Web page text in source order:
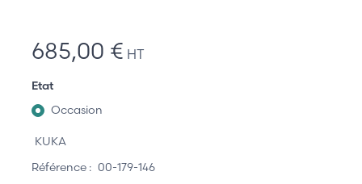
685,00 € HT
Etat
Occasion
KUKA
Référence : 00-179-146